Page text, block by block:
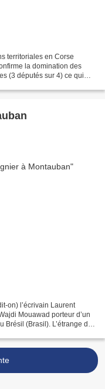
territoriales en Corse
la domination des
(3 députés sur 4) ce qui
on) l’écrivain Laurent
Mouawad porteur d’un
(Brasil). L’étrange de